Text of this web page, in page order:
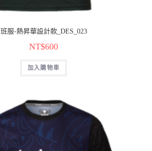
班服-熱昇華設計款_DES_023
NT$600
加入購物車